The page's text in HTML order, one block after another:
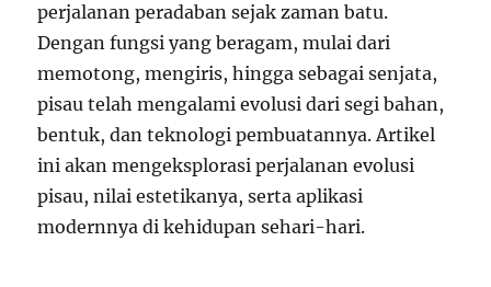
perjalanan peradaban sejak zaman batu.
Dengan fungsi yang beragam, mulai dari
memotong, mengiris, hingga sebagai senjata,
pisau telah mengalami evolusi dari segi bahan,
bentuk, dan teknologi pembuatannya. Artikel
ini akan mengeksplorasi perjalanan evolusi
pisau, nilai estetikanya, serta aplikasi
modernnya di kehidupan sehari-hari.